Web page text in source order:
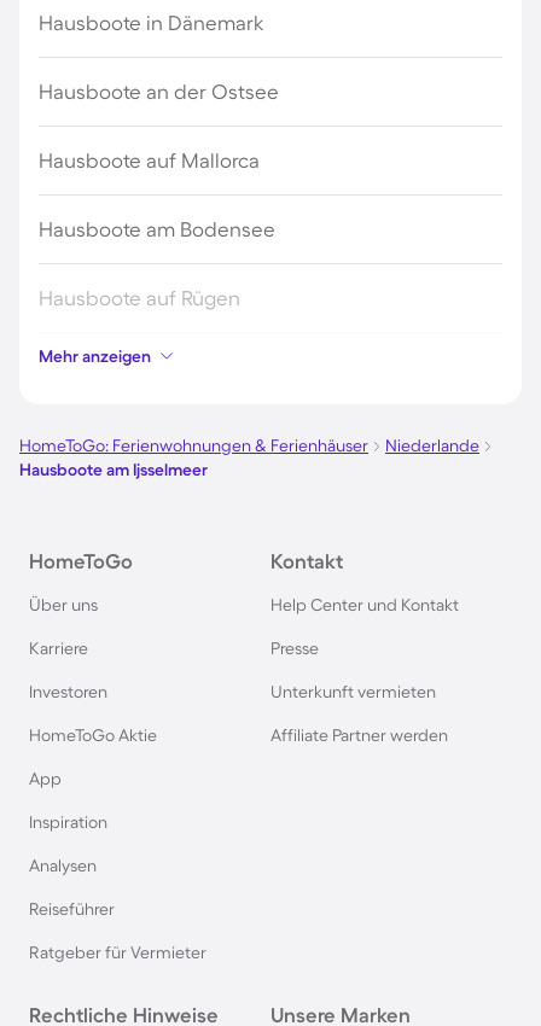
Hausboote in Dänemark
Hausboote an der Ostsee
Hausboote auf Mallorca
Hausboote am Bodensee
Hausboote auf Rügen
Hausboote an der Nordsee
Hausboote in Kroatien
Hausboote in Österreich
Hausboote in Hamburg
Hausboote in Berlin
Hausboote in Schweden
Mehr anzeigen
HomeToGo: Ferienwohnungen & Ferienhäuser
Niederlande
Hausboote am Ijsselmeer
HomeToGo
Über uns
Karriere
Investoren
HomeToGo Aktie
App
Inspiration
Analysen
Reiseführer
Ratgeber für Vermieter
Kontakt
Help Center und Kontakt
Presse
Unterkunft vermieten
Affiliate Partner werden
Rechtliche Hinweise Unsere Marken